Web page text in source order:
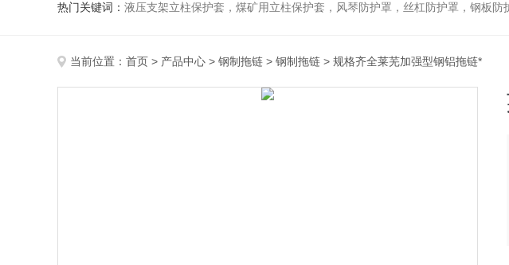
热门关键词： 液压支架立柱保护套，煤矿用立柱保护套，风琴防护罩，丝杠防护罩，钢板防
当前位置： 首页 > 产品中心 > 钢制拖链 > 钢制拖链 > 规格齐全莱芜加强型钢铝拖链*